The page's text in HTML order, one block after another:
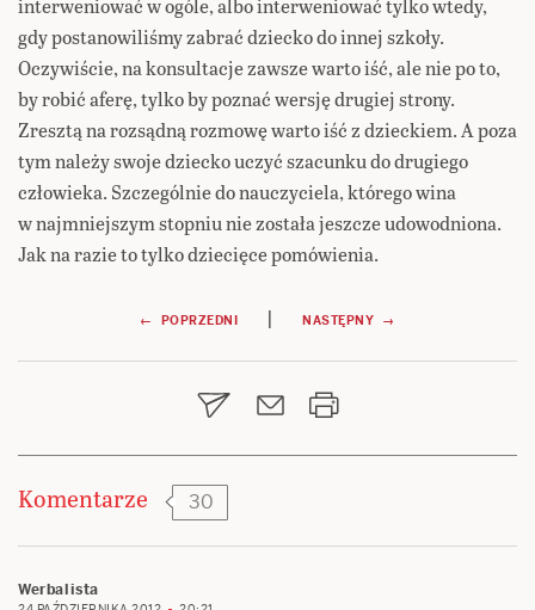
interweniować w ogóle, albo interweniować tylko wtedy,
gdy postanowiliśmy zabrać dziecko do innej szkoły.
Oczywiście, na konsultacje zawsze warto iść, ale nie po to,
by robić aferę, tylko by poznać wersję drugiej strony.
Zresztą na rozsądną rozmowę warto iść z dzieckiem. A poza
tym należy swoje dziecko uczyć szacunku do drugiego
człowieka. Szczególnie do nauczyciela, którego wina
w najmniejszym stopniu nie została jeszcze udowodniona.
Jak na razie to tylko dziecięce pomówienia.
Nawigacja
wpisu
← POPRZEDNI | NASTĘPNY →
Komentarze 30
Werbalista